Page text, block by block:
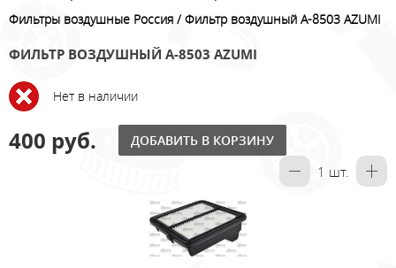
Фильтры воздушные Россия
Фильтр воздушный A-8503 AZUMI
ФИЛЬТР ВОЗДУШНЫЙ A-8503 AZUMI
Нет в наличии
400 руб. ДОБАВИТЬ В КОРЗИНУ
1 шт.